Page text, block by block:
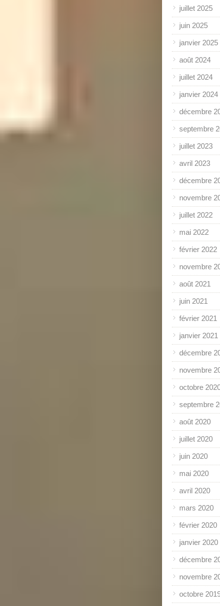
juillet 2025
juin 2025
janvier 2025
août 2024
juillet 2024
janvier 2024
décembre
septembre
juillet 2023
avril 2023
décembre
novembre
juillet 2022
mai 2022
février 2022
novembre
août 2021
juin 2021
février 2021
janvier 2021
décembre
novembre
octobre
septembre
août 2020
juillet 2020
juin 2020
mai 2020
avril 2020
mars 2020
février 2020
janvier 2020
décembre
novembre
octobre